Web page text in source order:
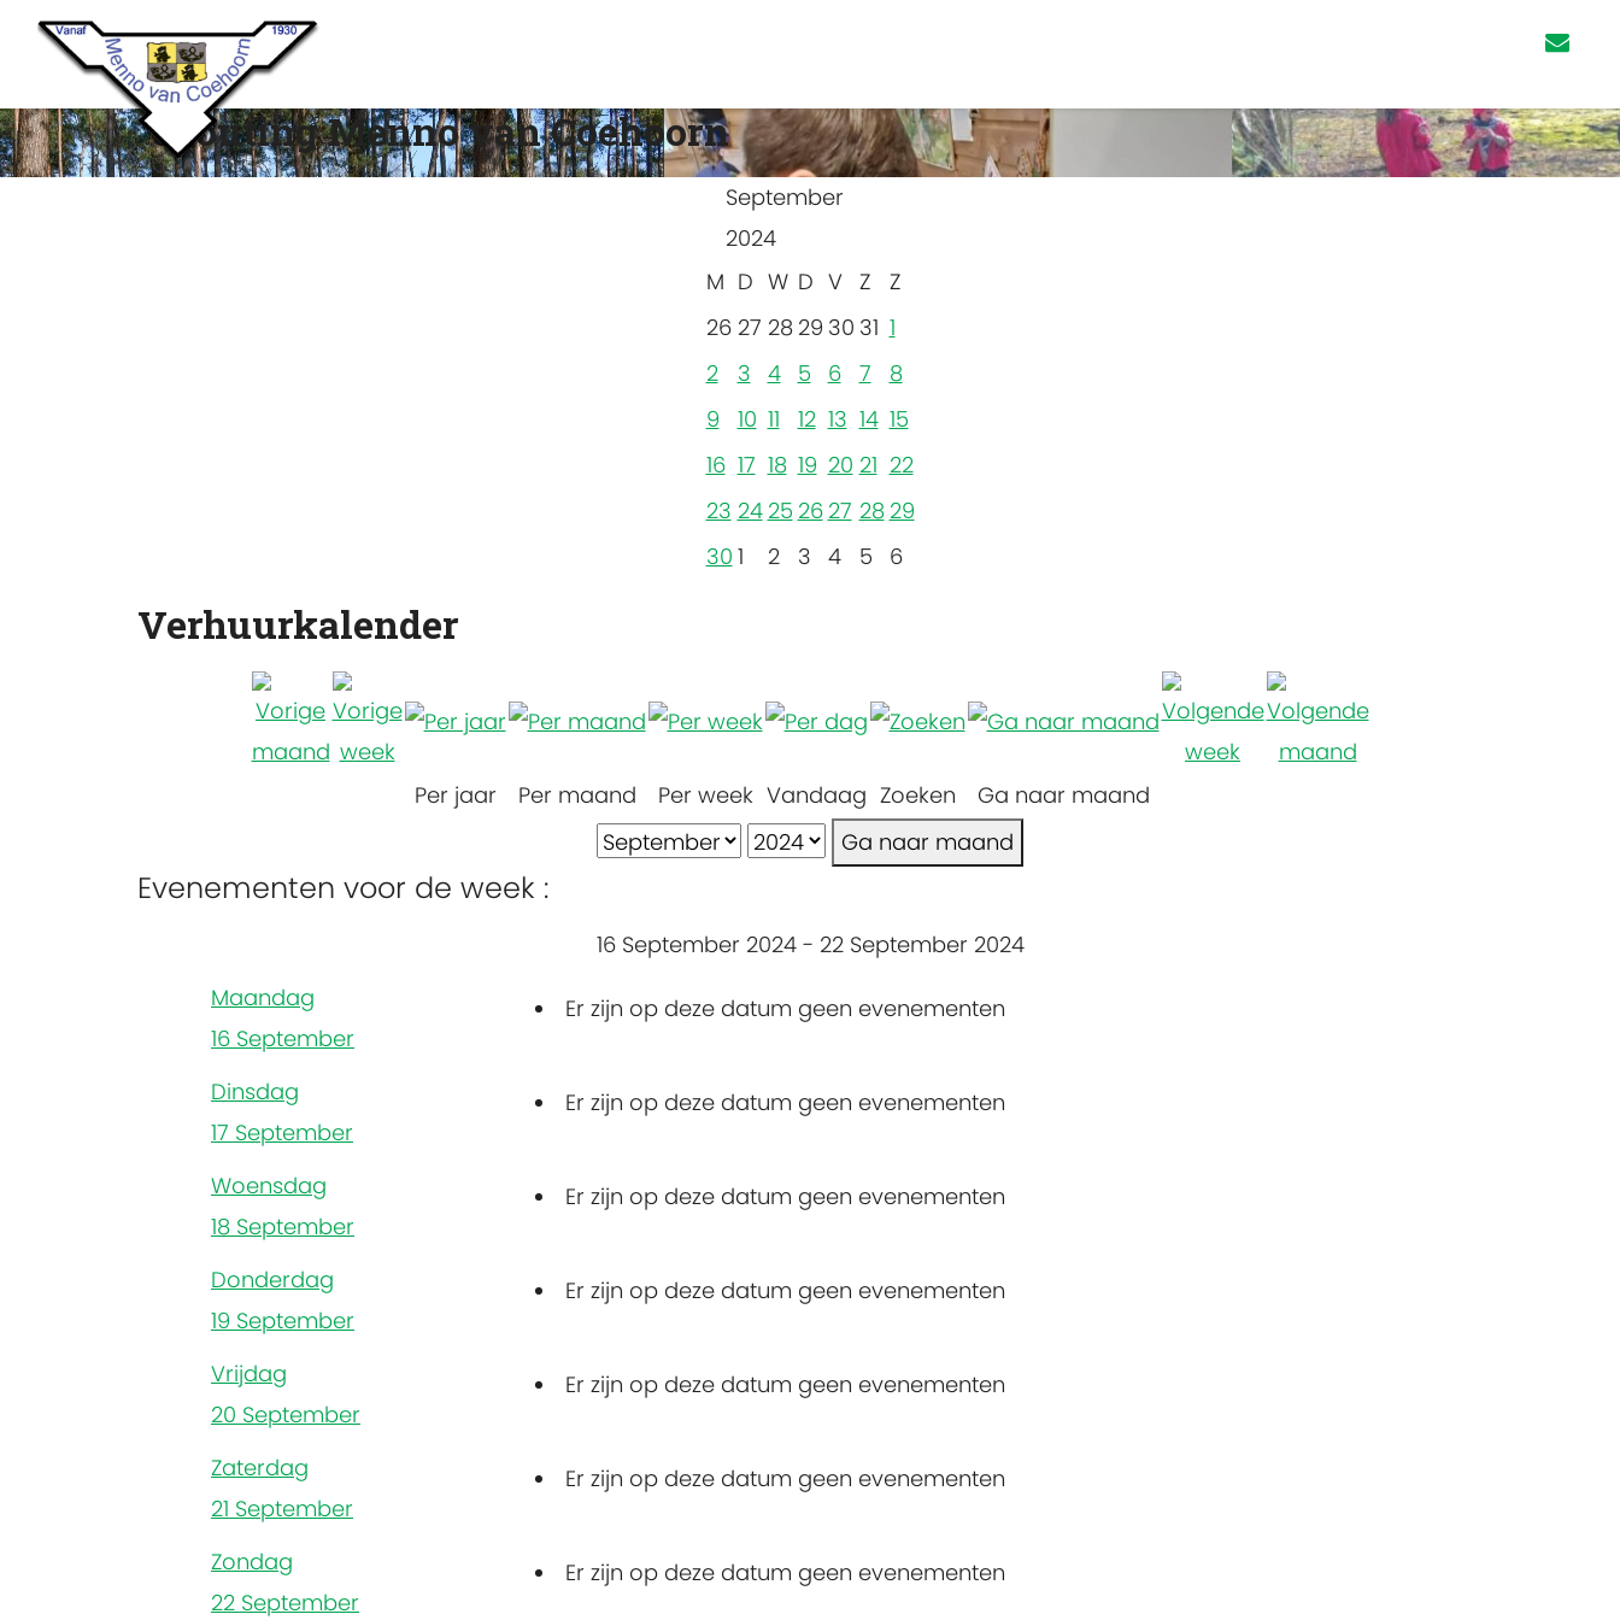
Scouting Menno van Coehoorn
September
2024
M D W D V Z
Z
26 27 28 29 30 31 1
2
3 4 5 6 7
8
9
10 11 12 13 14 15
16 17 18 19 20 21 22
23 24 25 26 27 28 29
30 1 2 3 4 5 6
Verhuurkalender
Per jaar Per maand Per week Vandaag Zoeken
Ga naar maand
Ga naar maand
Evenementen voor de week :
16 September 2024 - 22 September 2024
Maandag
16 September
Er zijn op deze datum geen evenementen
Dinsdag
17 September
Er zijn op deze datum geen evenementen
Woensdag
18 September
Er zijn op deze datum geen evenementen
Donderdag
19 September
Er zijn op deze datum geen evenementen
Vrijdag
20 September
Er zijn op deze datum geen evenementen
Zaterdag
21 September
Er zijn op deze datum geen evenementen
Zondag
22 September
Er zijn op deze datum geen evenementen